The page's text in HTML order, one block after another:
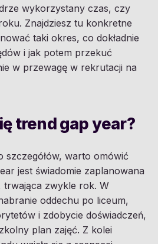
wykorzystany czas, czy
Znajdziesz tu konkretne
taki okres, co dokładnie
i jak potem przekuć
w przewagę w rekrutacji na
trend gap year?
szczegółów, warto omówić
jest świadomie zaplanowana
zwykle rok. W
oddechu po liceum,
i zdobycie doświadczeń,
plan zajęć. Z kolei